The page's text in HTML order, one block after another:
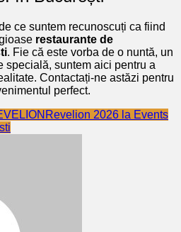
ce suntem recunoscuți ca fiind
restaurante de
. Fie că este vorba de o nuntă, un
specială, suntem aici pentru a
Contactați-ne astăzi pentru
perfect.
Revelion 2026 la Events